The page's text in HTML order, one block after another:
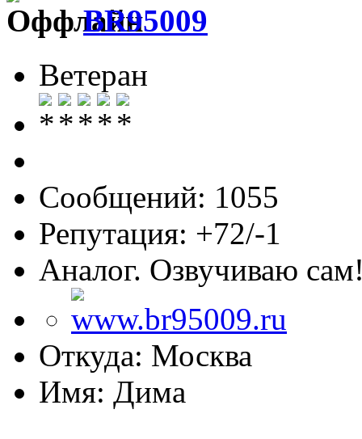
BR95009
Ветеран
Сообщений: 1055
Репутация: +72/-1
Аналог. Озвучиваю
Откуда: Москва
Имя: Дима